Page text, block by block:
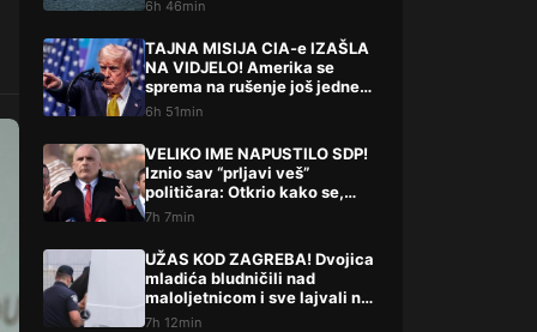
6h 46min
TAJNA MISIJA CIA-e IZAŠLA
NA VIDJELO! Amerika se
sprema na rušenje još jedne
države
6h 51min
VELIKO IME NAPUSTILO SDP!
Iznio sav “prljavi veš”
političara: Otkrio kako se,
kako tvrdi, radi iza leđa
7h 7min
UŽAS KOD ZAGREBA! Dvojica
mladića bludničili nad
maloljetnicom i sve lajvali na
netu: “Stari te gleda u lajvu”
7h 12min